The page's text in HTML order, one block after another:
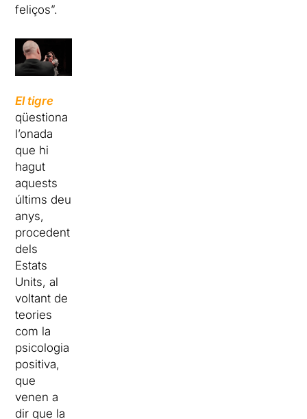
feliços”.
El tigre
qüestiona
l’onada
que hi
hagut
aquests
últims deu
anys,
procedent
dels
Estats
Units, al
voltant de
teories
com la
psicologia
positiva,
que
venen a
dir que la